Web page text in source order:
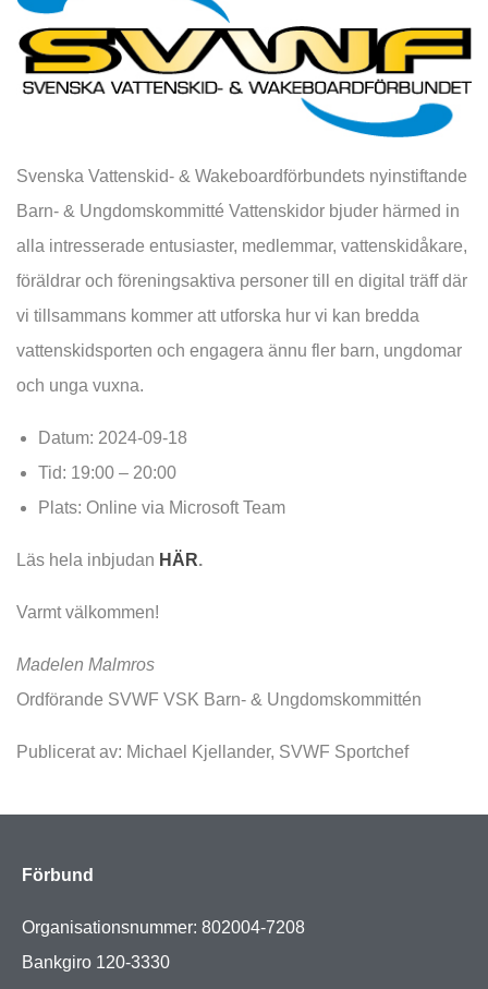
Svenska Vattenskid- & Wakeboardförbundets nyinstiftande
Barn- & Ungdomskommitté Vattenskidor bjuder härmed in
alla intresserade entusiaster, medlemmar, vattenskidåkare,
föräldrar och föreningsaktiva personer till en digital träff där
vi tillsammans kommer att utforska hur vi kan bredda
vattenskidsporten och engagera ännu fler barn, ungdomar
och unga vuxna.
Datum: 2024-09-18
Tid: 19:00 – 20:00
Plats: Online via Microsoft Team
Läs hela inbjudan HÄR.
Varmt välkommen!
Madelen Malmros
Ordförande SVWF VSK Barn- & Ungdomskommittén
Publicerat av: Michael Kjellander, SVWF Sportchef
Förbund
Organisationsnummer: 802004-7208
Bankgiro 120-3330